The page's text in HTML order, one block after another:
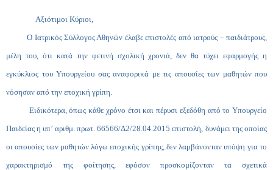
Αξιότιμοι Κύριοι,
Ο Ιατρικός Σύλλογος Αθηνών έλαβε επιστολές από ιατρούς – παιδιάτρους,
μέλη του, ότι κατά την φετινή σχολική χρονιά, δεν θα τύχει εφαρμογής η
εγκύκλιος του Υπουργείου σας αναφορικά με τις απουσίες των μαθητών που
νόσησαν από την εποχική γρίπη.
Ειδικότερα, όπως κάθε χρόνο έτσι και πέρυσι εξεδόθη από το Υπουργείο
Παιδείας η υπ’ αριθμ. πρωτ. 66566/Δ2/28.04.2015 επιστολή, δυνάμει της οποίας
οι απουσίες των μαθητών λόγω εποχικής γρίπης, δεν λαμβάνονταν υπόψη για το
χαρακτηρισμό της φοίτησης, εφόσον προσκομίζονταν τα σχετικά